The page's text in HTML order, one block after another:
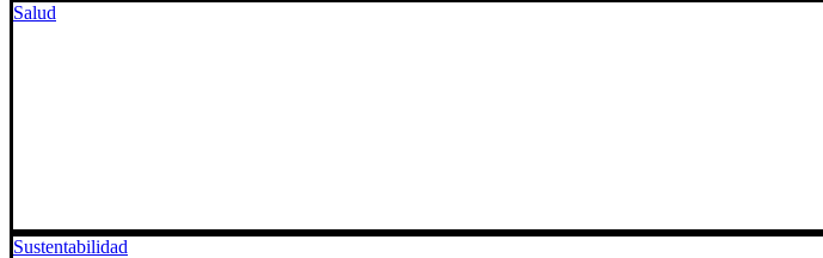
Salud
Sustentabilidad